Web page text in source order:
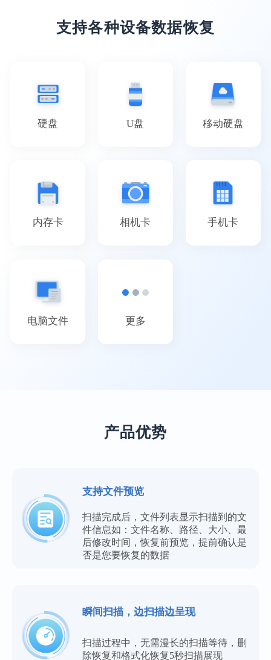
支持各种设备数据恢复
硬盘 U盘 移动硬盘
内存卡 相机卡 手机卡
电脑文件 更多
产品优势
支持文件预览
扫描完成后，文件列表显示扫描到的文
件信息如：文件名称、路径、大小、最
后修改时间，恢复前预览，提前确认是
否是您要恢复的数据
瞬间扫描，边扫描边呈现
扫描过程中，无需漫长的扫描等待，删
除恢复和格式化恢复5秒扫描展现